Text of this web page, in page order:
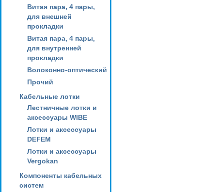
Витая пара, 4 пары,
для внешней
прокладки
Витая пара, 4 пары,
для внутренней
прокладки
Волоконно-оптический
Прочий
Кабельные лотки
Лестничные лотки и
аксессуары WIBE
Лотки и аксессуары
DEFEM
Лотки и аксессуары
Vergokan
Компоненты кабельных
систем